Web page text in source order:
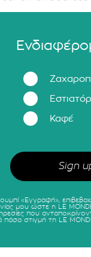
Καφέ
«Εγγραφή»,
μου ώστε η LE
που
στιγμή τη LE